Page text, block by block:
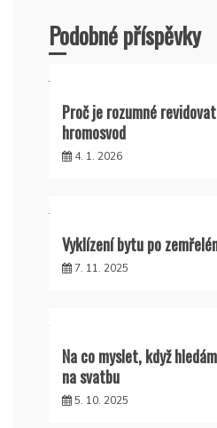
Podobné příspěvky
Proč je rozumné
hromosvod
4. 1. 2026
Vyklízení bytu po
7. 11. 2025
Na co myslet, když
na svatbu
5. 10. 2025